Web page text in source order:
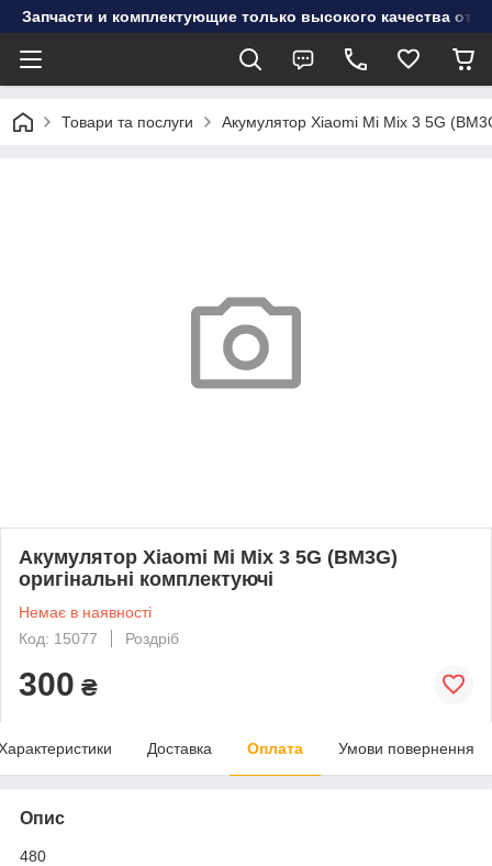
Запчасти и комплектующие только высокого качества от
Товари та послуги Акумулятор Xiaomi Mi Mix 3 5G
Акумулятор Xiaomi Mi Mix 3 5G (BM3G)
оригінальні комплектуючі
Немає в наявності
Код: 15077
Роздріб
300 ₴
Доставка Оплата Умови повернення
Опис
480